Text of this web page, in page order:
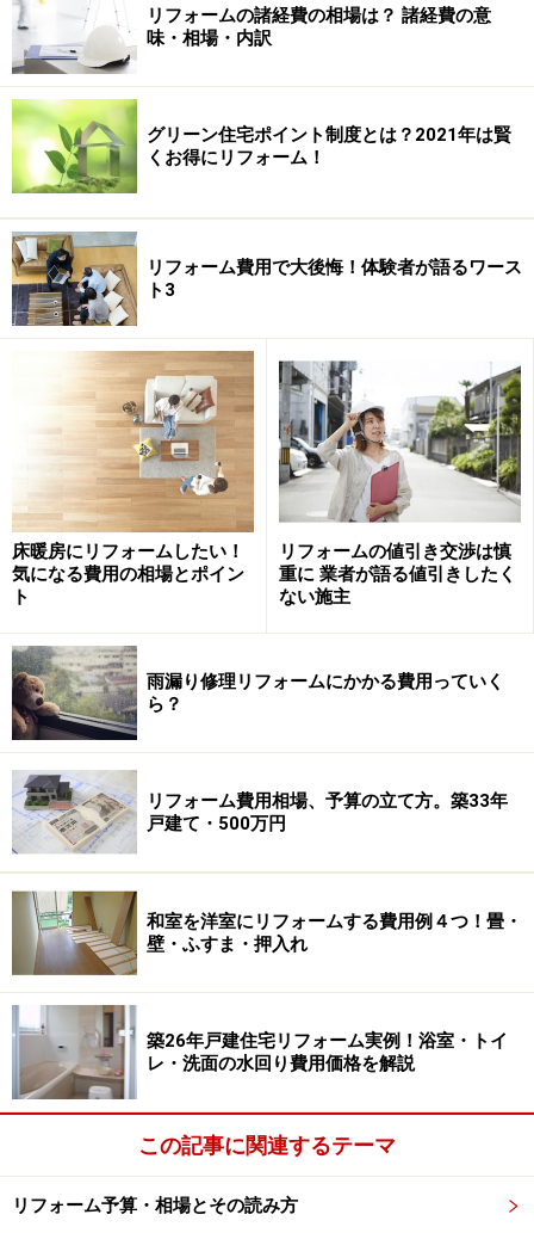
すると業者は、トイレカタログには掲載されていない便
器を紹介してくれました。普段は賃貸の集合住宅などに
多く採用されている便器ということで、質感が通常品よ
りもやや劣る以外は、機能面も十分Aさんの希望を満た
すものでした。この便器を採用することで、リフォーム
ることができ、Aさんも一安心でした。
【ポイント】
自分の要望を正確に伝え、また安価な設備・建材商品の
機能性について正しく理解するため、業者との打ち合わ
せはしっかりと行おう！
次のページでは、施主支給でコスト削減に成功した事例
をご紹介します。
※記事内容は執筆時点のものです。最新の内容をご確認くださ
い。
リフォームの諸経費の相場は？ 諸経費の意
味・相場・内訳
グリーン住宅ポイント制度とは？2021年は賢
くお得にリフォーム！
リフォーム費用で大後悔！体験者が語るワース
ト3
床暖房にリフォームしたい！
気になる費用の相場とポイン
ト
リフォームの値引き交渉は慎
重に 業者が語る値引きしたく
ない施主
雨漏り修理リフォームにかかる費用っていく
ら？
リフォーム費用相場、予算の立て方。築33年
戸建て・500万円
和室を洋室にリフォームする費用例４つ！畳・
壁・ふすま・押入れ
築26年戸建住宅リフォーム実例！浴室・トイ
レ・洗面の水回り費用価格を解説
この記事に関連するテーマ
リフォーム予算・相場とその読み方